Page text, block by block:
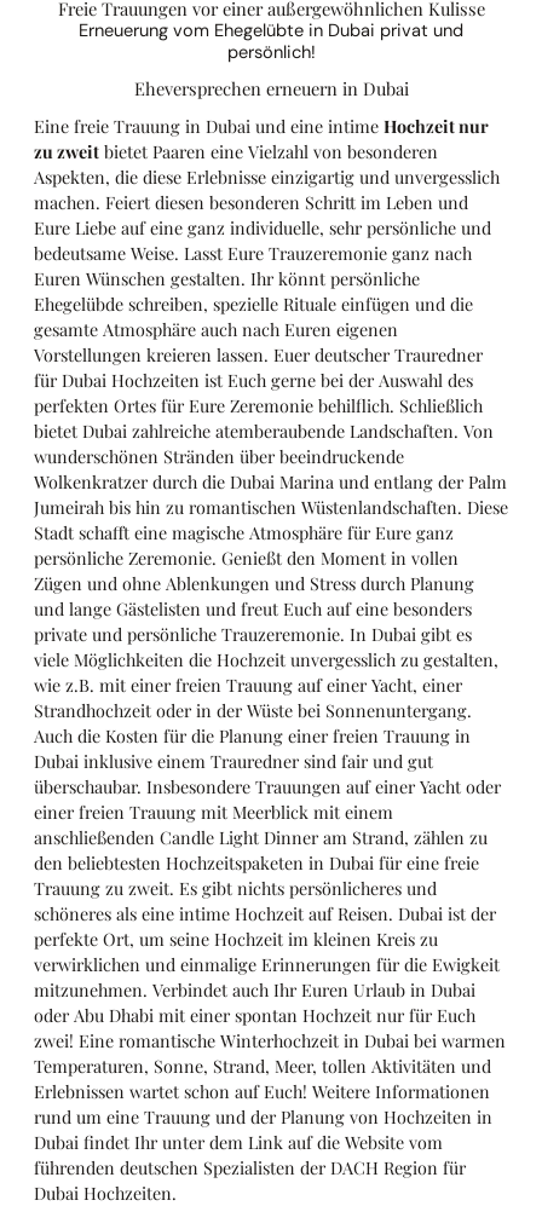
Freie Trauungen vor einer außergewöhnlichen Kulisse
Erneuerung vom Ehegelübte in Dubai privat und
persönlich!
Eheversprechen erneuern in Dubai
Eine freie Trauung in Dubai und eine intime Hochzeit nur
zu zweit bietet Paaren eine Vielzahl von besonderen
Aspekten, die diese Erlebnisse einzigartig und unvergesslich
machen. Feiert diesen besonderen Schritt im Leben und
Eure Liebe auf eine ganz individuelle, sehr persönliche und
bedeutsame Weise. Lasst Eure Trauzeremonie ganz nach
Euren Wünschen gestalten. Ihr könnt persönliche
Ehegelübde schreiben, spezielle Rituale einfügen und die
gesamte Atmosphäre auch nach Euren eigenen
Vorstellungen kreieren lassen. Euer deutscher Trauredner
für Dubai Hochzeiten ist Euch gerne bei der Auswahl des
perfekten Ortes für Eure Zeremonie behilflich. Schließlich
bietet Dubai zahlreiche atemberaubende Landschaften. Von
wunderschönen Stränden über beeindruckende
Wolkenkratzer durch die Dubai Marina und entlang der Palm
Jumeirah bis hin zu romantischen Wüstenlandschaften. Diese
Stadt schafft eine magische Atmosphäre für Eure ganz
persönliche Zeremonie. Genießt den Moment in vollen
Zügen und ohne Ablenkungen und Stress durch Planung
und lange Gästelisten und freut Euch auf eine besonders
private und persönliche Trauzeremonie. In Dubai gibt es
viele Möglichkeiten die Hochzeit unvergesslich zu gestalten,
wie z.B. mit einer freien Trauung auf einer Yacht, einer
Strandhochzeit oder in der Wüste bei Sonnenuntergang.
Auch die Kosten für die Planung einer freien Trauung in
Dubai inklusive einem Trauredner sind fair und gut
überschaubar. Insbesondere Trauungen auf einer Yacht oder
einer freien Trauung mit Meerblick mit einem
anschließenden Candle Light Dinner am Strand, zählen zu
den beliebtesten Hochzeitspaketen in Dubai für eine freie
Trauung zu zweit. Es gibt nichts persönlicheres und
schöneres als eine intime Hochzeit auf Reisen. Dubai ist der
perfekte Ort, um seine Hochzeit im kleinen Kreis zu
verwirklichen und einmalige Erinnerungen für die Ewigkeit
mitzunehmen. Verbindet auch Ihr Euren Urlaub in Dubai
oder Abu Dhabi mit einer spontan Hochzeit nur für Euch
zwei! Eine romantische Winterhochzeit in Dubai bei warmen
Temperaturen, Sonne, Strand, Meer, tollen Aktivitäten und
Erlebnissen wartet schon auf Euch! Weitere Informationen
rund um eine Trauung und der Planung von Hochzeiten in
Dubai findet Ihr unter dem Link auf die Website vom
führenden deutschen Spezialisten der DACH Region für
Dubai Hochzeiten.